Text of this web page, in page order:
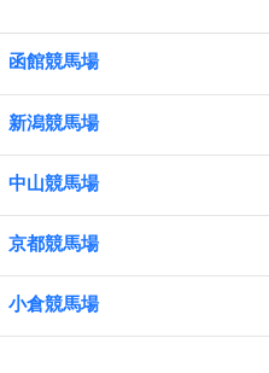
函館競馬場
新潟競馬場
中山競馬場
京都競馬場
小倉競馬場